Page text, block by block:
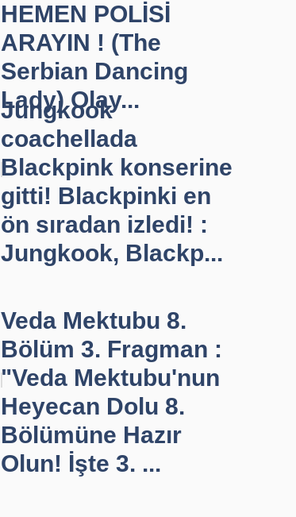
HEMEN POLİSİ
ARAYIN ! (The
Serbian Dancing
Lady) Olay...
Jungkook
coachellada
Blackpink konserine
gitti! Blackpinki en
ön sıradan izledi! :
Jungkook, Blackp...
Veda Mektubu 8.
Bölüm 3. Fragman :
"Veda Mektubu'nun
Heyecan Dolu 8.
Bölümüne Hazır
Olun! İşte 3. ...